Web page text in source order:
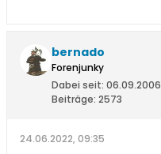
bernado
Forenjunky
Dabei seit: 06.09.2006
Beiträge: 2573
24.06.2022, 09:35